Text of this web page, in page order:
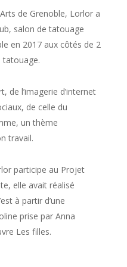
de Grenoble, Lorlor a
salon de tatouage
en 2017 aux côtés de 2
tatouage.
de l’imagerie d’internet
de celle du
un thème
travail.
participe au Projet
elle avait réalisé
à partir d’une
prise par Anna
Les filles.